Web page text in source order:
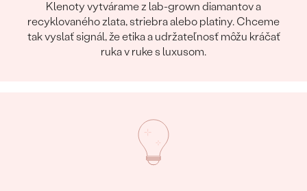
Klenoty vytvárame z lab-grown diamantov a
recyklovaného zlata, striebra alebo platiny. Chceme
tak vyslať signál, že etika a udržateľnosť môžu kráčať
ruka v ruke s luxusom.